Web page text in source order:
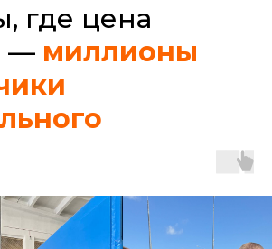
где цена
— миллионы